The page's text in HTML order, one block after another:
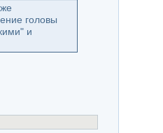
головы
и